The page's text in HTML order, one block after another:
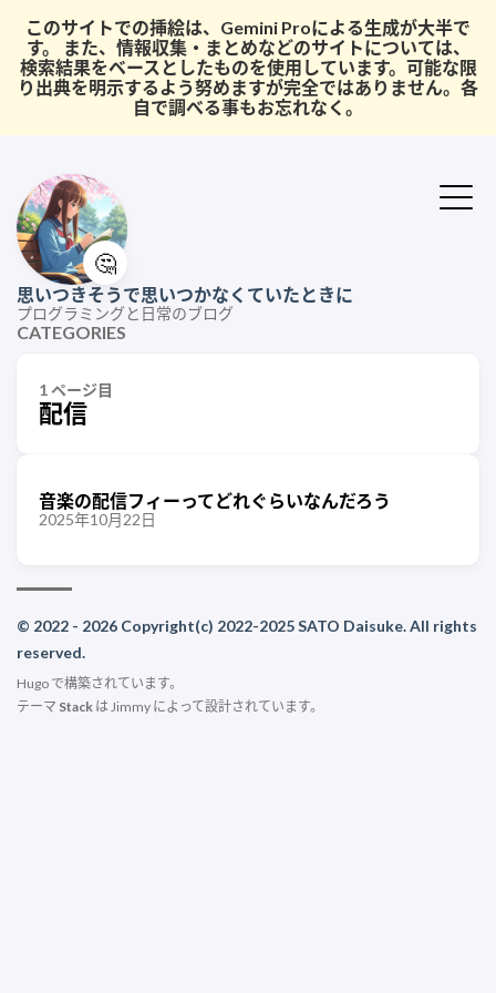
このサイトでの挿絵は、Gemini Proによる生成が大半で
す。 また、情報収集・まとめなどのサイトについては、
検索結果をベースとしたものを使用しています。可能な限
り出典を明示するよう努めますが完全ではありません。各
自で調べる事もお忘れなく。
🤔
思いつきそうで思いつかなくていたときに
プログラミングと日常のブログ
CATEGORIES
1 ページ目
配信
音楽の配信フィーってどれぐらいなんだろう
2025年10月22日
© 2022 - 2026 Copyright(c) 2022-2025 SATO Daisuke. All rights
reserved.
Hugo で構築されています。
テーマ Stack はJimmy によって設計されています。